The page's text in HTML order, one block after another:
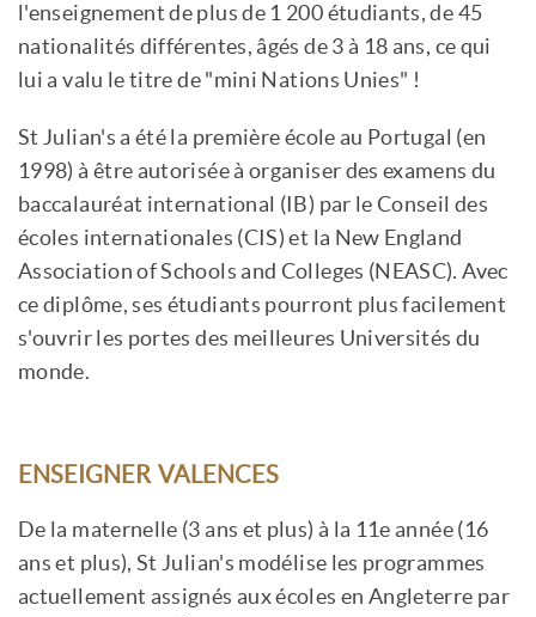
l'enseignement de plus de 1 200 étudiants, de 45
nationalités différentes, âgés de 3 à 18 ans, ce qui
lui a valu le titre de "mini Nations Unies" !
St Julian's a été la première école au Portugal (en
1998) à être autorisée à organiser des examens du
baccalauréat international (IB) par le Conseil des
écoles internationales (CIS) et la New England
Association of Schools and Colleges (NEASC). Avec
ce diplôme, ses étudiants pourront plus facilement
s'ouvrir les portes des meilleures Universités du
monde.
ENSEIGNER VALENCES
De la maternelle (3 ans et plus) à la 11e année (16
ans et plus), St Julian's modélise les programmes
actuellement assignés aux écoles en Angleterre par